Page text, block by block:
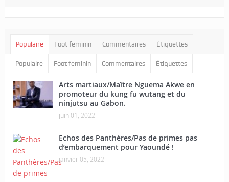
Populaire Foot feminin Commentaires Étiquettes
Populaire Foot feminin Commentaires Étiquettes
Arts martiaux/Maître Nguema Akwe en
promoteur du kung fu wutang et du
ninjutsu au Gabon.
juin 01, 2022
Echos des Panthères/Pas de primes pas
d’embarquement pour Yaoundé !
janvier 05, 2022